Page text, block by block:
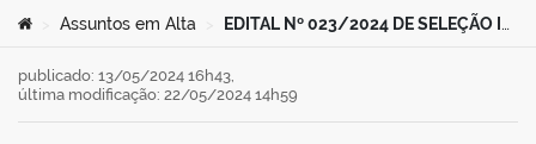
Você está aqui:
Assuntos em Alta EDITAL Nº 023/2024 DE SELEÇÃO INTERNA SIMPLIFICADA DE BOLSISTA PARA O PROGRAMA UNIVERSIDADE ABERTA DO BRASIL (UAB) NAS FUNÇÕES DE COORDENADOR GERAL E COORDENADOR ADJUNTO DA UNIVERSIDADE FEDERAL DO NORTE DO TOCANTINS – UFNT
publicado: 13/05/2024 16h43,
última modificação: 22/05/2024 14h59